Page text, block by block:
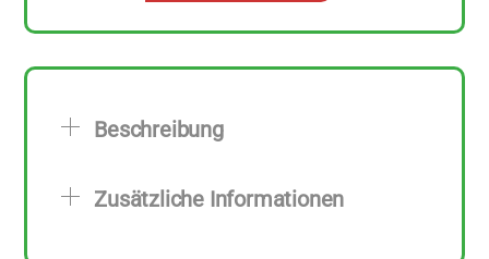
Choco
zu
Beschreibung
Zusätzliche Informationen